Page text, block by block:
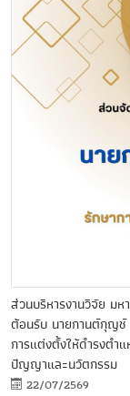
ส่วนบริหารงานวิจัย ม
ต้อนรับ นายกานต์กุญช์
การแต่งตั้งให้ดำรงตำ
ปัญญาและนวัตกรรม
22/07/2569